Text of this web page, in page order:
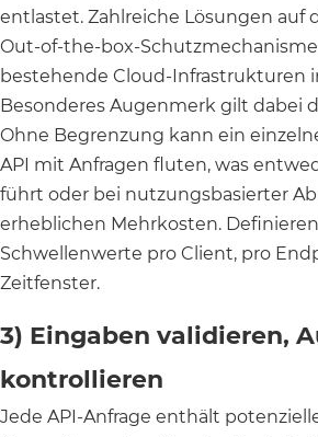
entlastet. Zahlreiche Lösungen auf
Out-of-the-box-
bestehende Cloud-Infrastrukturen
Besonderes Augenmerk gilt dabei
Ohne Begrenzung kann ein
API mit Anfragen fluten, was
führt oder bei nutzungsbasierter
erheblichen Mehrkosten.
Schwellenwerte pro Client, pro
Zeitfenster.
3) Eingaben validieren,
kontrollieren
Jede API-Anfrage enthält